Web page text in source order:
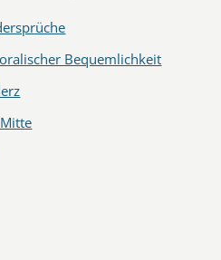
Bequemlichkeit